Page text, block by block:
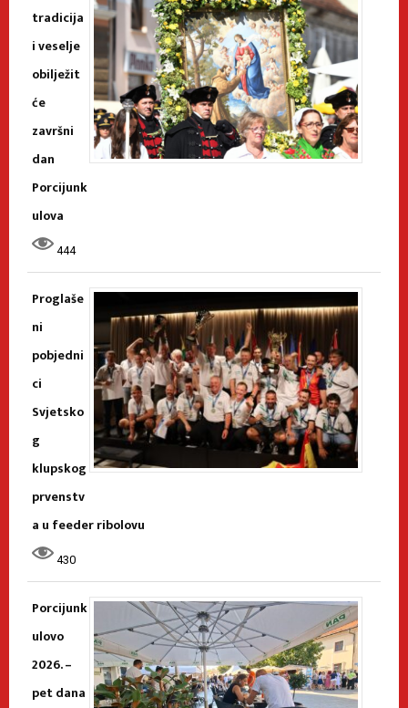
tradicija
i veselje
obilježit
će
završni
dan
Porcijunk
ulova
444
Proglaše
ni
pobjedni
ci
Svjetsko
g
klupskog
prvenstv
a u feeder ribolovu
430
Porcijunk
ulovo
2026. –
pet dana